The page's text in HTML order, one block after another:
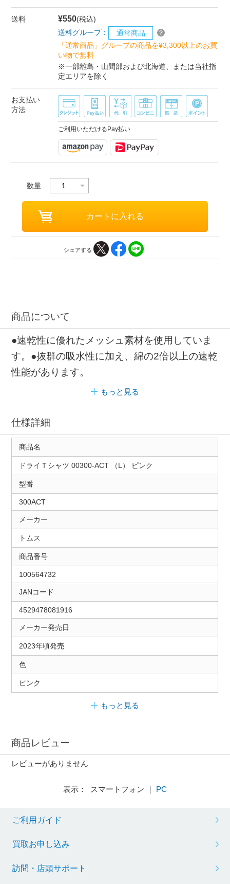
送料 ¥550(税込)
送料グループ：
通常商品
「通常商品」グループの商品を¥3,300以上のお買
い物で無料
※一部離島・山間部および北海道、または当社指
定エリアを除く
お支払い
方法
ご利用いただけるPay払い
数量
シェアする
商品について
●速乾性に優れたメッシュ素材を使用していま
す。●抜群の吸水性に加え、綿の2倍以上の速乾
性能があります。
もっと見る
仕様詳細
商品名
ドライＴシャツ 00300-ACT （L） ピンク
型番
300ACT
メーカー
トムス
商品番号
100564732
JANコード
4529478081916
メーカー発売日
2023年頃発売
色
ピンク
もっと見る
商品レビュー
レビューがありません
表示： スマートフォン ｜ PC
ご利用ガイド
買取お申し込み
訪問・店頭サポート